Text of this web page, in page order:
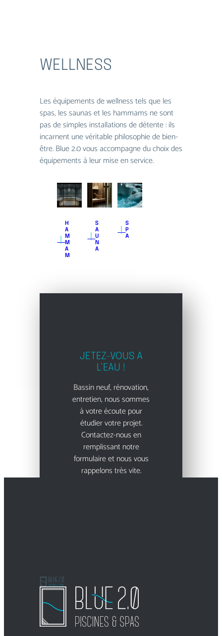
WELLNESS
Les équipements de wellness tels que les
spas, les saunas et les hammams ne sont
pas de simples installations de détente : ils
incarnent une véritable philosophie de bien-
être. Blue 2.0 vous accompagne du choix des
équipements à leur mise en service.
｜
H
A
M
M
A
M
｜
S
A
U
N
A
｜S
P
A
JETEZ-VOUS A
L’EAU !
Bassin neuf, rénovation,
entretien, nous sommes
à votre écoute pour
étudier votre projet.
Contactez-nous en
remplissant notre
formulaire et nous vous
rappelons très vite.